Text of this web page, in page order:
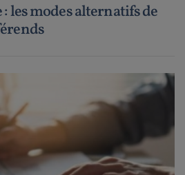
les modes alternatifs de